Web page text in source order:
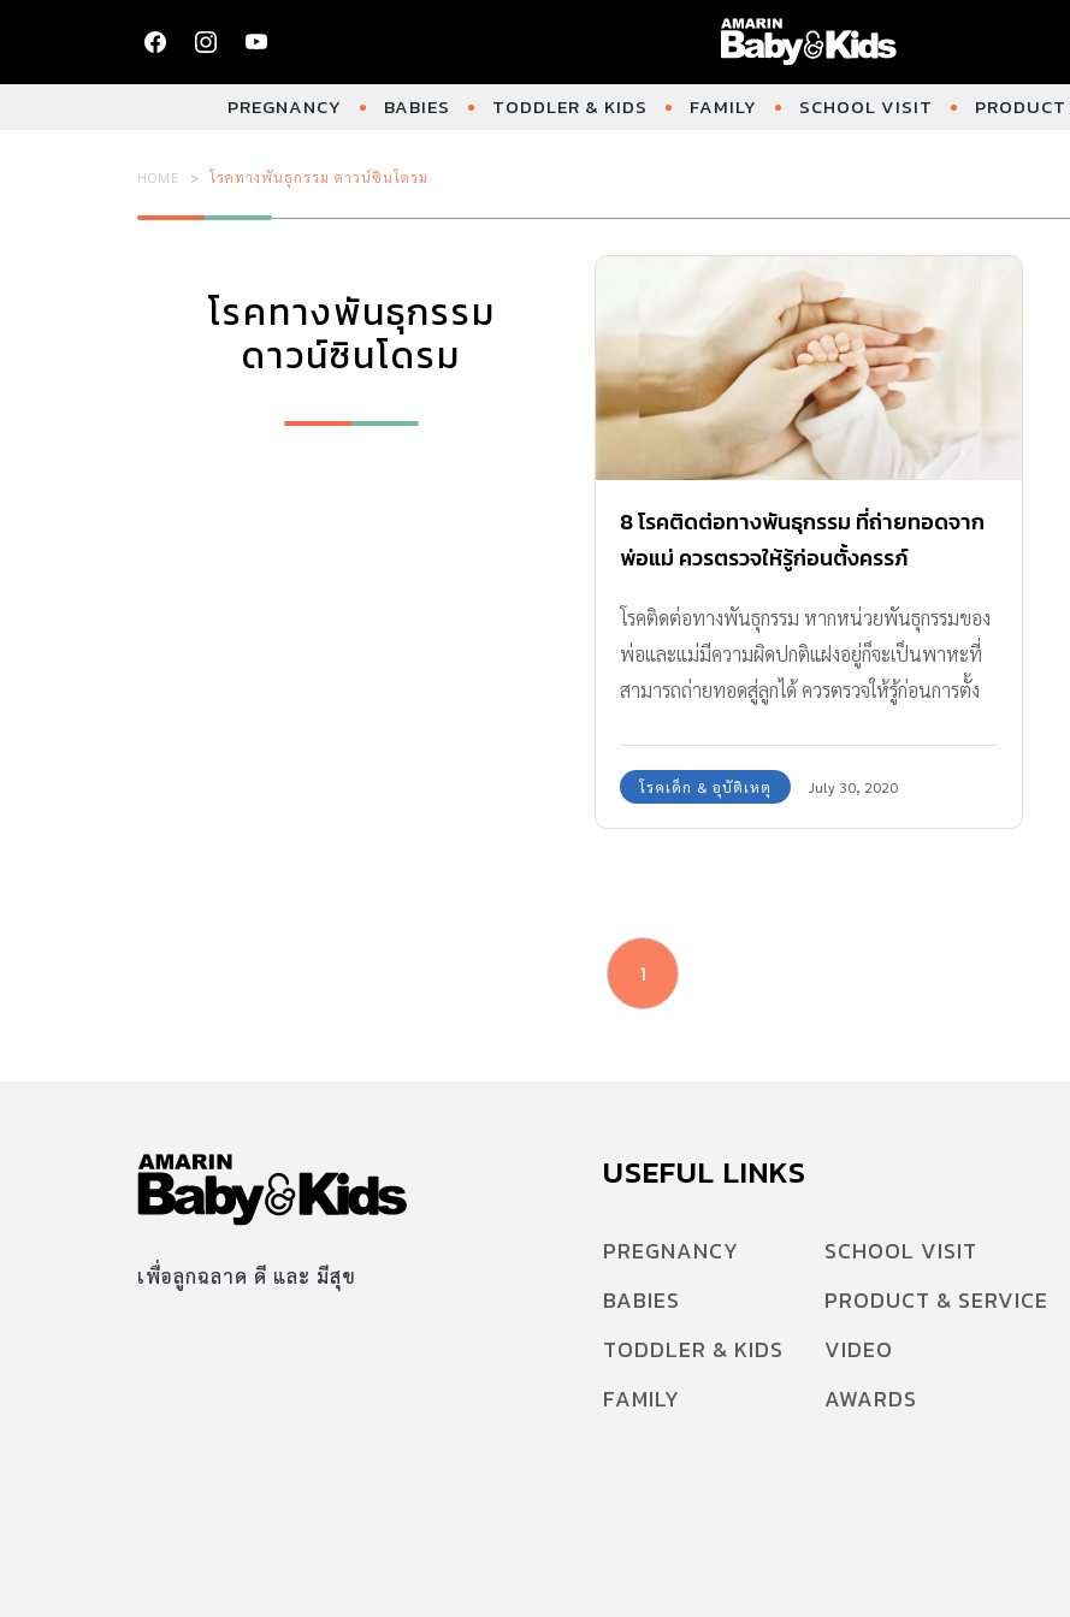
PREGNANCY BABIES TODDLER & KIDS FAMILY SCHOOL VISIT
HOME โรคทางพันธุกรรม ดาวน์ซินโดรม
โรคทางพันธุกรรม
ดาวน์ซินโดรม
8 โรคติดต่อทางพันธุกรรม ที่ถ่ายทอดจาก
พ่อแม่ ควรตรวจให้รู้ก่อนตั้งครรภ์
โรคติดต่อทางพันธุกรรม หากหน่วยพันธุกรรมของ
พ่อและแม่มีความผิดปกติแฝงอยู่ก็จะเป็นพาหะที่
สามารถถ่ายทอดสู่ลูกได้ ควรตรวจให้รู้ก่อนการตั้ง
โรคเด็ก & อุบัติเหตุ July 30, 2020
1
เพื่อลูกฉลาด ดี และ มีสุข
USEFUL LINKS
PREGNANCY
BABIES
TODDLER & KIDS
FAMILY
SCHOOL VISIT
PRODUCT & SERVICE
VIDEO
AWARDS